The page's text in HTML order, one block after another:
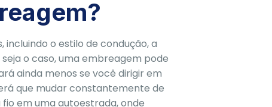
o estilo de condução, a
o caso, uma embreagem pode
ainda menos se você dirigir em
que mudar constantemente de
em uma autoestrada, onde